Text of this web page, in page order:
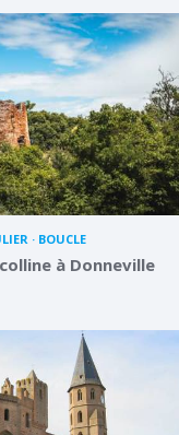
BOUCLE
à Donneville